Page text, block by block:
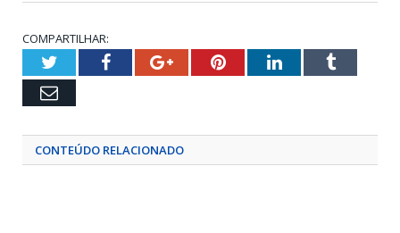
COMPARTILHAR:
TwitterFacebookGoogle+PinterestLinkedInTumblr
Email
CONTEÚDO RELACIONADO